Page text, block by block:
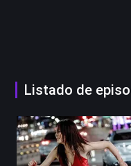
Listado de